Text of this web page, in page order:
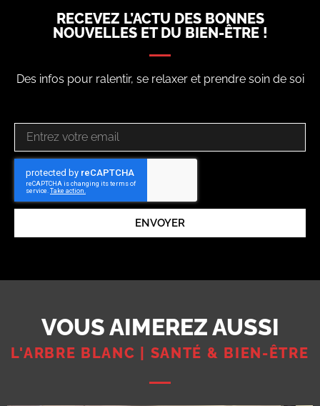
RECEVEZ L’ACTU DES BONNES
NOUVELLES ET DU BIEN-ÊTRE !
Des infos pour ralentir, se relaxer et prendre soin de soi
ENVOYER
VOUS AIMEREZ AUSSI
L'ARBRE BLANC | SANTÉ & BIEN-ÊTRE